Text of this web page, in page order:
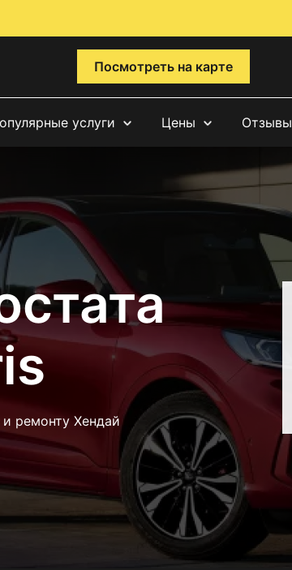
Посмотреть на карте
услуги Цены Отзывы
ремонту Хендай